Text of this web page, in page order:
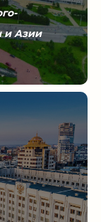
и Азии